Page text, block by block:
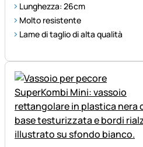
Lunghezza: 26cm
Molto resistente
Lame di taglio di alta qualità